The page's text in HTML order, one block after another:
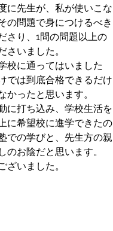
に先生が、私が使いこな
の問題で身につけるべき
さり、1問の問題以上の
さいました。
校に通ってはいました
では到底合格できるだけ
かったと思います。
に打ち込み、学校生活を
に希望校に進学できたの
での学びと、先生方の親
のお陰だと思います。
ざいました。